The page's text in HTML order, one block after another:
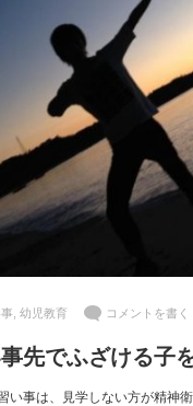
幼児教育 コメントを書く
先でふざける子
い事は、見学しない方が精神